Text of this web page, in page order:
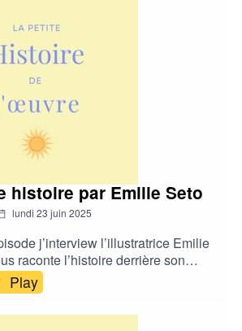
histoire par Emilie Seto
lundi 23 juin 2025
j’interview l’illustratrice Emilie
raconte l’histoire derrière son
de Malpassé et de son
es chez toi ici” à retrouver dans
de Marseille tout l’été
Play